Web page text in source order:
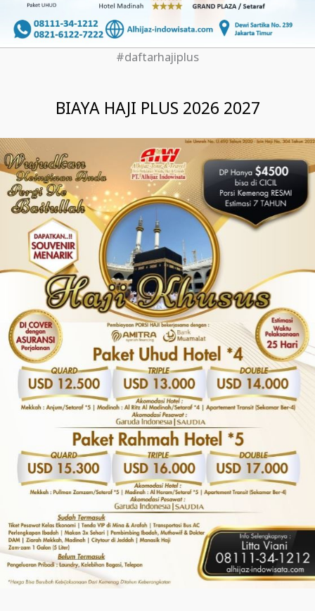
#daftarhajiplus
BIAYA HAJI PLUS 2026 2027